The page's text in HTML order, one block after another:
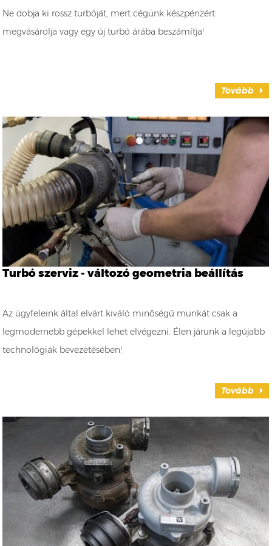
Ne dobja ki rossz turbóját, mert cégünk készpénzért
megvásárolja vagy egy új turbó árába beszámítja!
Tovább
Turbó szerviz - változó geometria beállítás
Az ügyfeleink által elvárt kiváló minőségű munkát csak a
legmodernebb gépekkel lehet elvégezni. Élen járunk a legújabb
technológiák bevezetésében!
Tovább